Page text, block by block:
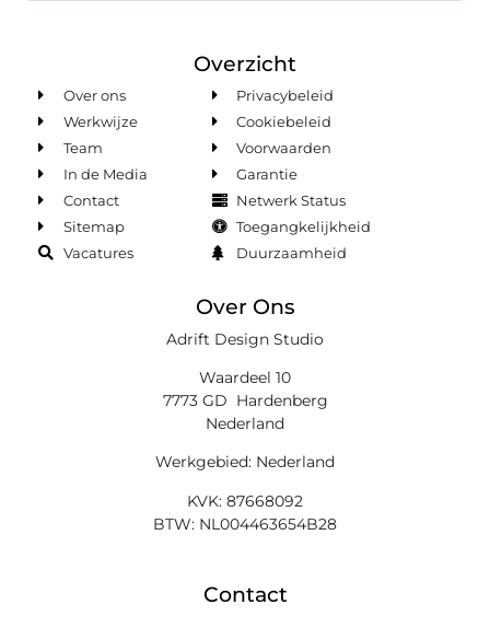
Overzicht
Over ons
Werkwijze
Team
In de Media
Contact
Sitemap
Vacatures
Privacybeleid
Cookiebeleid
Voorwaarden
Garantie
Netwerk Status
Toegangkelijkheid
Duurzaamheid
Over Ons
Adrift Design Studio
Waardeel 10
7773 GD Hardenberg
Nederland
Werkgebied: Nederland
KVK: 87668092
BTW: NL004463654B28
Contact